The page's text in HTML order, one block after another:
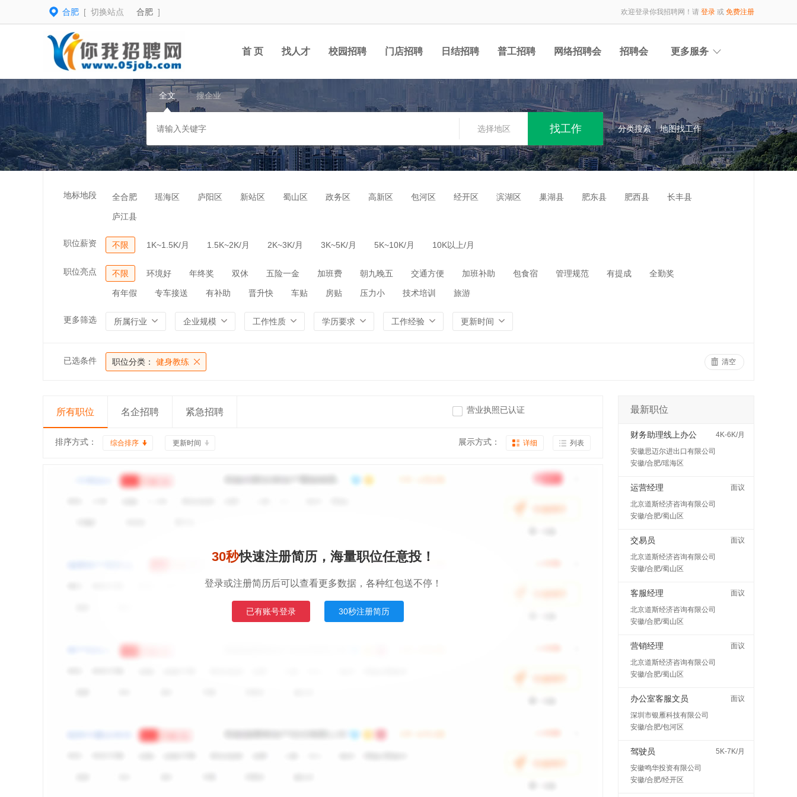
合肥 [ 切换站点 合肥 ] 欢迎登录你我招聘网！请 登录 或 免费注册
首 页 找人才 校园招聘 门店招聘 日结招聘 普工招聘 网络招聘会 招聘会 更多服务
全文 搜企业
选择地区 分类搜索 地图找工作
地标地段 全合肥 瑶海区 庐阳区 新站区 蜀山区 政务区 高新区 包河区 经开区 滨湖区 巢湖县 肥东县 肥西县 长丰县
庐江县
职位薪资 不限 1K~1.5K/月 1.5K~2K/月 2K~3K/月 3K~5K/月 5K~10K/月 10K以上/月
职位亮点 不限 环境好 年终奖 双休 五险一金 加班费 朝九晚五 交通方便 加班补助 包食宿 管理规范 有提成 全勤奖
有年假 专车接送 有补助 晋升快 车贴 房贴 压力小 技术培训 旅游
更多筛选 所属行业 企业规模 工作性质 学历要求 工作经验 更新时间
已选条件 职位分类： 健身教练 清空
所有职位 名企招聘 紧急招聘 营业执照已认证
排序方式： 综合排序 更新时间 展示方式： 详细 列表
30秒快速注册简历，海量职位任意投！
登录或注册简历后可以查看更多数据，各种红包送不停！
已有账号登录 30秒注册简历
最新职位
财务助理线上办公
4K-6K/月
安徽思迈尔进出口有限公司
安徽/合肥/瑶海区
运营经理
面议
北京道斯经济咨询有限公司
安徽/合肥/蜀山区
交易员
面议
北京道斯经济咨询有限公司
安徽/合肥/蜀山区
客服经理
面议
北京道斯经济咨询有限公司
安徽/合肥/蜀山区
营销经理
面议
北京道斯经济咨询有限公司
安徽/合肥/蜀山区
办公室客服文员
面议
深圳市银雁科技有限公司
安徽/合肥/包河区
驾驶员
5K-7K/月
安徽鸣华投资有限公司
安徽/合肥/经开区